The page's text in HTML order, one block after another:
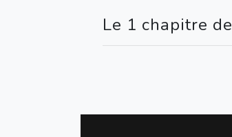
Le 1 chapitre de